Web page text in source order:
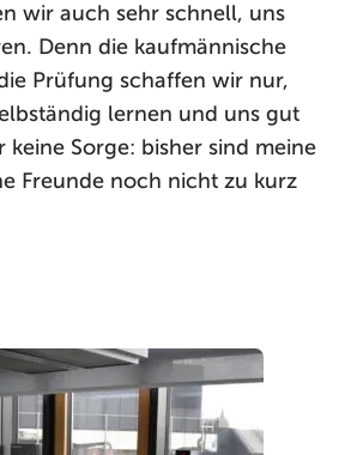
wir auch sehr schnell, uns
Denn die kaufmännische
Prüfung schaffen wir nur,
lernen und uns gut
keine Sorge: bisher sind meine
Freunde noch nicht zu kurz